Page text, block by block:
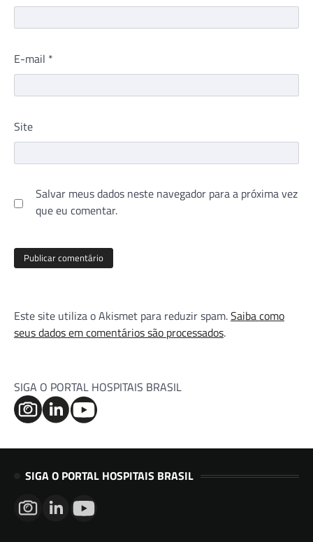
E-mail *
Site
Salvar meus dados neste navegador para a próxima vez
que eu comentar.
Este site utiliza o Akismet para reduzir spam.Saiba como
seus dados em comentários são processados.
SIGA O PORTAL HOSPITAIS BRASIL
SIGA O PORTAL HOSPITAIS BRASIL